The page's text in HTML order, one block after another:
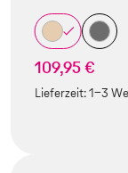
109,95 €
Lieferzeit:1-3